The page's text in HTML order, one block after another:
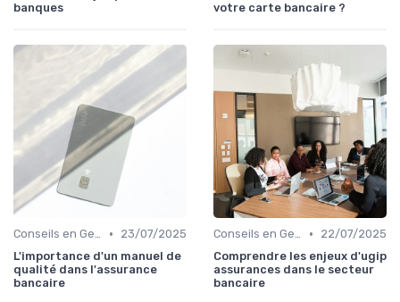
banques
votre carte bancaire ?
Conseils en Gestion de Patrimoine •
23/07/2025
L'importance d'un manuel de
qualité dans l'assurance
bancaire
Conseils en Gestion de Patrimoine •
22/07/2025
Comprendre les enjeux d'ugip
assurances dans le secteur
bancaire